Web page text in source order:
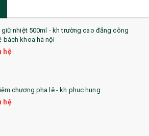
giữ nhiệt 500ml - kh trường cao đẳng công
bách khoa hà nội
hệ
chương pha lê - kh phuc hung
hệ